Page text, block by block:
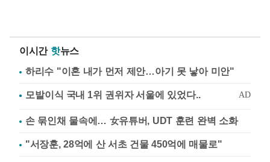
이시간 핫뉴스
하리수 "이혼 내가 먼저 제안…아기 못 낳아 미안"
손 묶인채 물속에… 女유튜버, UDT 훈련 완벽 소화
"서장훈, 28억에 산 서초 건물 450억에 매물로"